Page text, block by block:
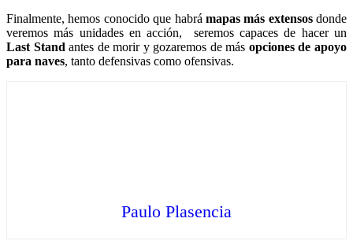
Finalmente, hemos conocido que habrá mapas más extensosdonde
veremos más unidades en acción, seremos capaces de hacer un
Last Stand antes de morir y gozaremos de más opciones de apoyo
para naves, tanto defensivas como ofensivas.
Paulo Plasencia